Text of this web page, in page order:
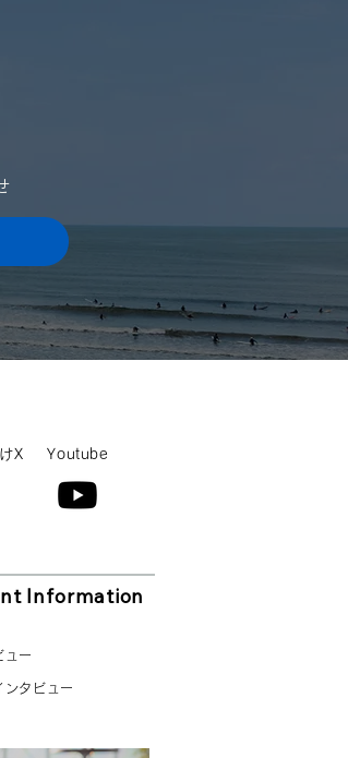
しくお
季休業
～
X Youtube
Information
ュー
ンタビュー